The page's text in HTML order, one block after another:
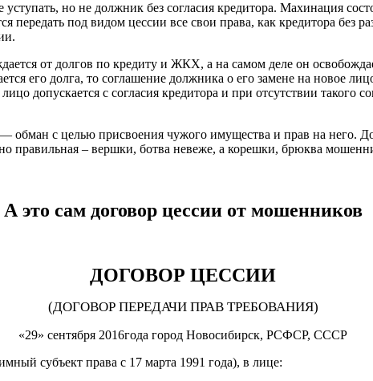
уступать, но не должник без согласия кредитора. Махинация
передать под видом цессии все свои права, как кредитора без
от долгов по кредиту и ЖКХ, а на самом деле он
его долга, то соглашение должника о его замене на новое
допускается с согласия кредитора и при отсутствии
обман с целью присвоения чужого имущества и прав на него.
правильная – вершки, ботва невеже, а корешки, брюква
А это сам договор цессии от мошенников
ДОГОВОР ЦЕССИИ
(ДОГОВОР ПЕРЕДАЧИ ПРАВ ТРЕБОВАНИЯ)
«29» сентября 2016года город Новосибирск, РСФСР, СССР
субъект права с 17 марта 1991 года), в лице: